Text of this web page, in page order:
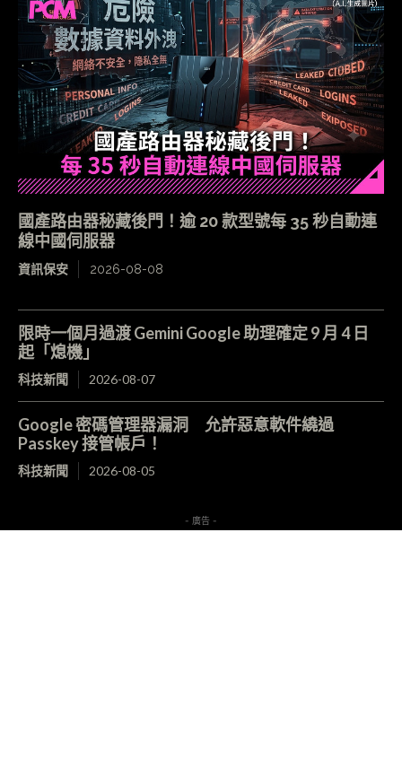
國產路由器秘藏後門！逾 20 款型號每 35 秒自動連
線中國伺服器
資訊保安 2026-08-08
限時一個月過渡 Gemini Google 助理確定 9 月 4 日
起「熄機」
科技新聞 2026-08-07
Google 密碼管理器漏洞 允許惡意軟件繞過
Passkey 接管帳戶！
科技新聞 2026-08-05
- 廣告 -